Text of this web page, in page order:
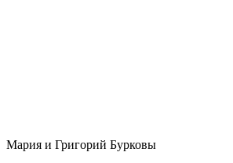
Мария и Григорий Бурковы